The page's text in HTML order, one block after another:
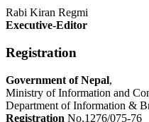
Rabi Kiran Regmi
Executive-Editor
Registration
Government of Nepal,
Ministry of Information and
Department of Information &
Registration No.1276/075-76